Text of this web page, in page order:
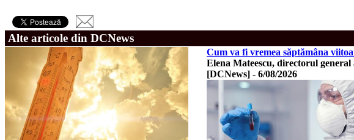
Alte articole din DCNews
Cum va fi vremea săptămâna
Elena Mateescu, directorul
[DCNews] - 6/08/2026